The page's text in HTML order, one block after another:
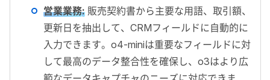
営業業務: 販売契約書から主要な用語、取引額、
更新日を抽出して、CRMフィールドに自動的に
入力できます。o4-miniは重要なフィールドに対
して最高のデータ整合性を確保し、o3はより広